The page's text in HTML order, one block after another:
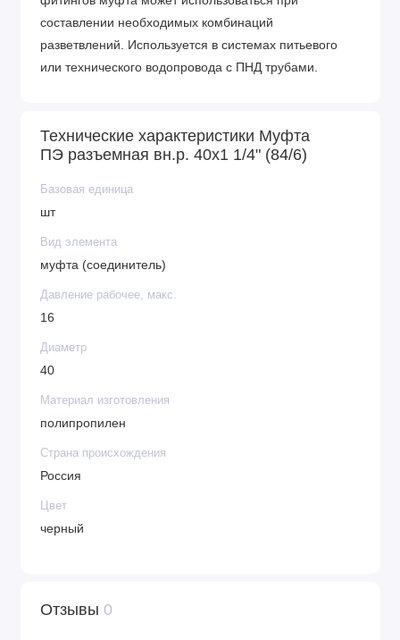
составлении необходимых комбинаций
разветвлений. Используется в системах питьевого
или технического водопровода с ПНД трубами.
Технические характеристики Муфта
ПЭ разъемная вн.р. 40х1 1/4" (84/6)
Базовая единица
шт
Вид элемента
муфта (соединитель)
Давление рабочее, макс.
16
Диаметр
40
Материал изготовления
полипропилен
Страна происхождения
Россия
Цвет
черный
Отзывы 0